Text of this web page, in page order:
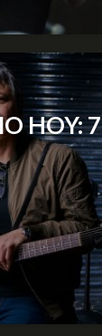
HOY: